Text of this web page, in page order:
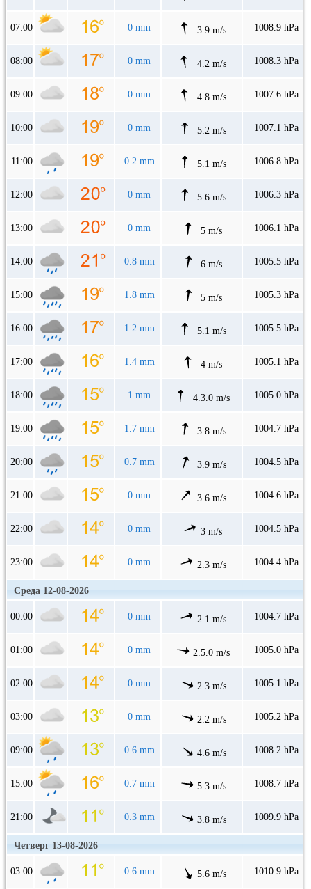
07:00 0 mm 3.9 m/s 1008.9 hPa
08:00 0 mm 4.2 m/s 1008.3 hPa
09:00 0 mm 4.8 m/s 1007.6 hPa
10:00 0 mm 5.2 m/s 1007.1 hPa
11:00 0.2 mm 5.1 m/s 1006.8 hPa
12:00 0 mm 5.6 m/s 1006.3 hPa
13:00 0 mm 5 m/s 1006.1 hPa
14:00 0.8 mm 6 m/s 1005.5 hPa
15:00 1.8 mm 5 m/s 1005.3 hPa
16:00 1.2 mm 5.1 m/s 1005.5 hPa
17:00 1.4 mm 4 m/s 1005.1 hPa
18:00 1 mm 4.3.0 m/s 1005.0 hPa
19:00 1.7 mm 3.8 m/s 1004.7 hPa
20:00 0.7 mm 3.9 m/s 1004.5 hPa
21:00 0 mm 3.6 m/s 1004.6 hPa
22:00 0 mm 3 m/s 1004.5 hPa
23:00 0 mm 2.3 m/s 1004.4 hPa
Среда 12-08-2026
00:00 0 mm 2.1 m/s 1004.7 hPa
01:00 0 mm 2.5.0 m/s 1005.0 hPa
02:00 0 mm 2.3 m/s 1005.1 hPa
03:00 0 mm 2.2 m/s 1005.2 hPa
09:00 0.6 mm 4.6 m/s 1008.2 hPa
15:00 0.7 mm 5.3 m/s 1008.7 hPa
21:00 0.3 mm 3.8 m/s 1009.9 hPa
Четверг 13-08-2026
03:00 0.6 mm 5.6 m/s 1010.9 hPa